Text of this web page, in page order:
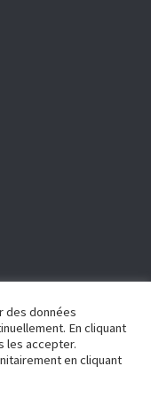
Sous Bois
des données
En cliquant
les accepter.
en cliquant